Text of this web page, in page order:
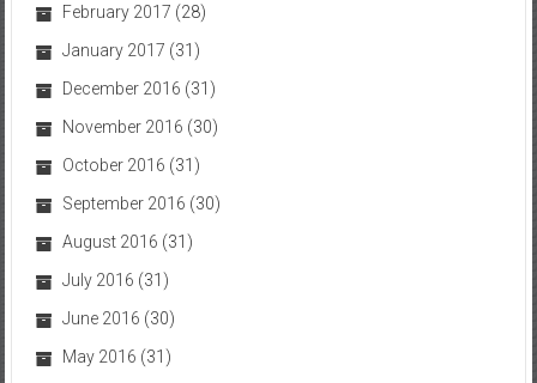
February 2017 (28)
January 2017 (31)
December 2016 (31)
November 2016 (30)
October 2016 (31)
September 2016 (30)
August 2016 (31)
July 2016 (31)
June 2016 (30)
May 2016 (31)